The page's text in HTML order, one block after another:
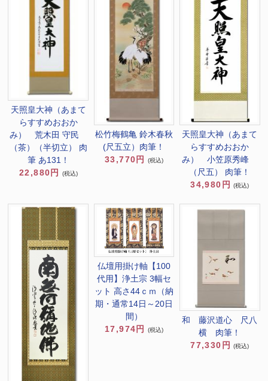
天照皇大神（あまて
らすすめおおか
み） 荒木田 守民
（茶）（半切立） 肉
筆 あ131！
22,880円
(税込)
松竹梅鶴亀 鈴木春秋
(尺五立）肉筆！
33,770円
(税込)
天照皇大神（あまて
らすすめおおか
み） 小笠原秀峰
（尺五） 肉筆！
34,980円
(税込)
仏壇用掛け軸【100
代用】浄土宗 3幅セ
ット 高さ44ｃｍ（納
期・通常14日～20日
間）
17,974円
(税込)
和 藤沢道心 尺八
横 肉筆！
77,330円
(税込)